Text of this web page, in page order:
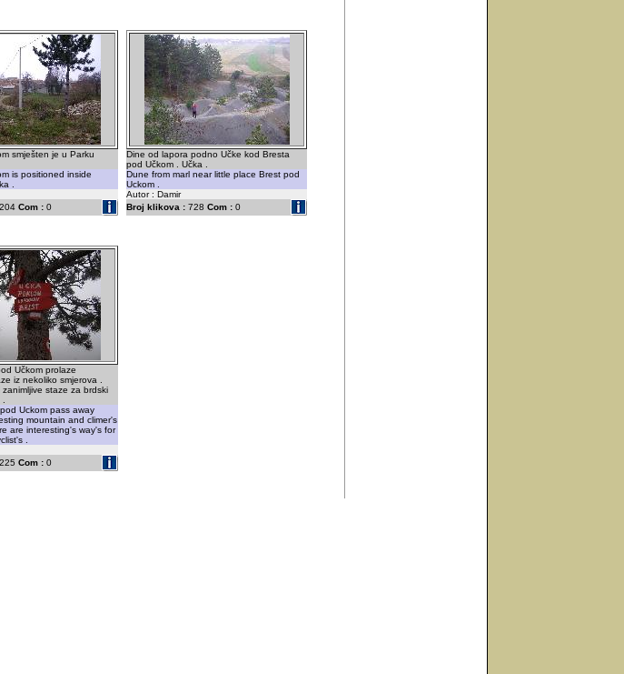
smješten je u Parku
is positioned inside
.
204 Com : 0
Dine od lapora podno Učke kod Bresta
pod Učkom . Učka .
Dune from marl near little place Brest pod
Uckom .
Autor : Damir
Broj klikova : 728 Com : 0
Učkom prolaze
iz nekoliko smjerova .
staze za brdski
Uckom pass away
mountain and climer's
are interesting's way's for
.
225 Com : 0